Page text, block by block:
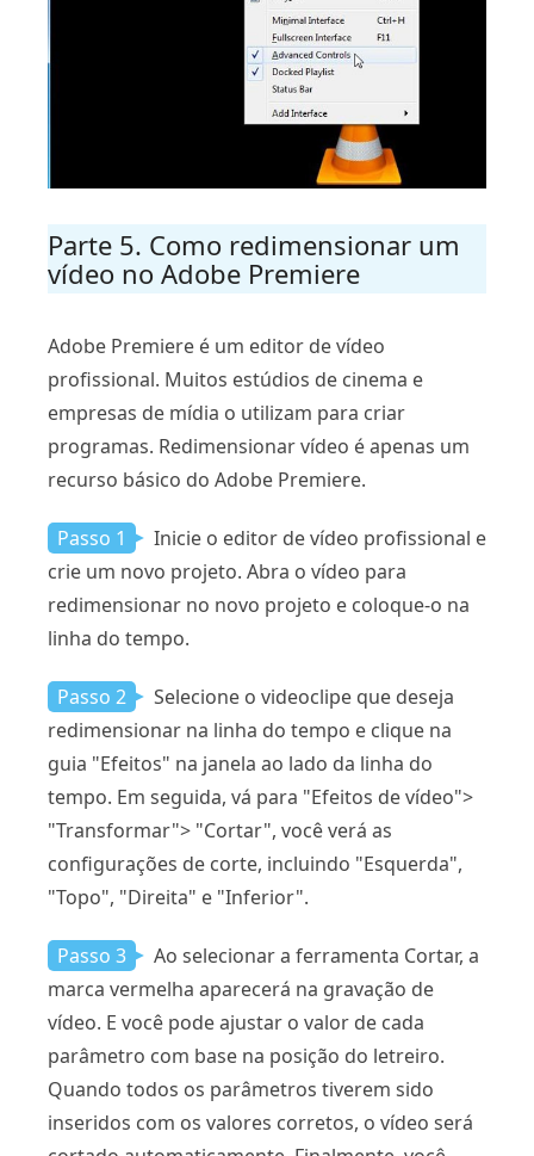
Parte 5. Como redimensionar um
vídeo no Adobe Premiere
Adobe Premiere é um editor de vídeo
profissional. Muitos estúdios de cinema e
empresas de mídia o utilizam para criar
programas. Redimensionar vídeo é apenas um
recurso básico do Adobe Premiere.
Passo 1
Inicie o editor de vídeo profissional e
crie um novo projeto. Abra o vídeo para
redimensionar no novo projeto e coloque-o na
linha do tempo.
Passo 2
Selecione o videoclipe que deseja
redimensionar na linha do tempo e clique na
guia "Efeitos" na janela ao lado da linha do
tempo. Em seguida, vá para "Efeitos de vídeo">
"Transformar"> "Cortar", você verá as
configurações de corte, incluindo "Esquerda",
"Topo", "Direita" e "Inferior".
Passo 3
Ao selecionar a ferramenta Cortar, a
marca vermelha aparecerá na gravação de
vídeo. E você pode ajustar o valor de cada
parâmetro com base na posição do letreiro.
Quando todos os parâmetros tiverem sido
inseridos com os valores corretos, o vídeo será